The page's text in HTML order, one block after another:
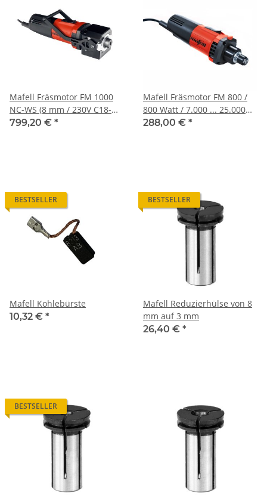
Mafell Fräsmotor FM 1000
NC-WS (8 mm / 230V C18-
C17 4m + 0-10V)
799,20 € *
Mafell Fräsmotor FM 800 /
800 Watt / 7.000 ... 25.000
1/min
288,00 € *
BESTSELLER
Mafell Kohlebürste
10,32 € *
BESTSELLER
Mafell Reduzierhülse von 8
mm auf 3 mm
26,40 € *
BESTSELLER